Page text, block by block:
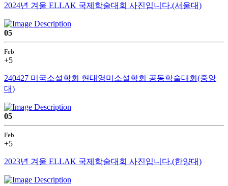
2024년 겨울 ELLAK 국제학술대회 사진입니다.(서울대)
05
Feb
+5
240427 미국소설학회 현대영미소설학회 공동학술대회(중앙
대)
05
Feb
+5
2023년 겨울 ELLAK 국제학술대회 사진입니다.(한양대)